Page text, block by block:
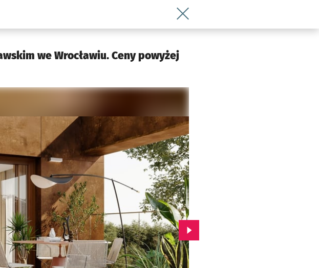
Wróć do artykułu Wybudują nowe
we Wrocławiu. Ceny powyżej
Przejdź do kolejnego zdjęcia.